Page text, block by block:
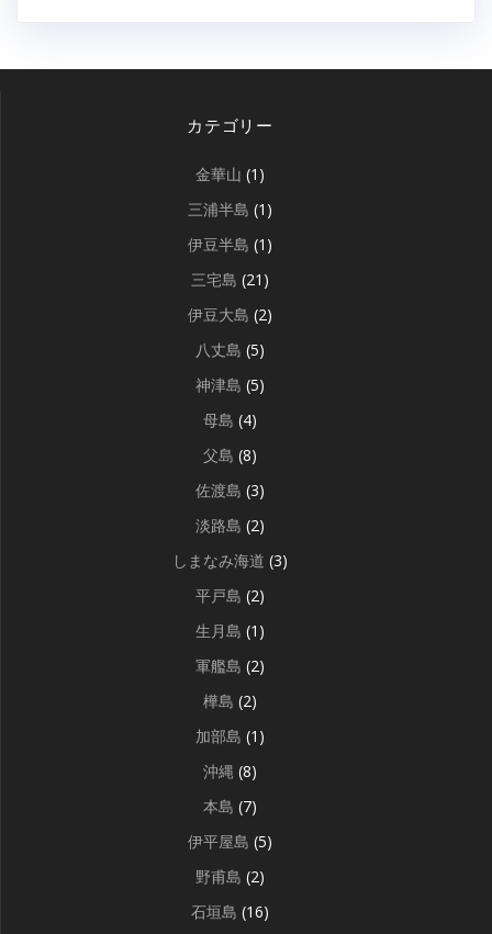
カテゴリー
金華山 (1)
三浦半島 (1)
伊豆半島 (1)
三宅島 (21)
伊豆大島 (2)
八丈島 (5)
神津島 (5)
母島 (4)
父島 (8)
佐渡島 (3)
淡路島 (2)
しまなみ海道 (3)
平戸島 (2)
生月島 (1)
軍艦島 (2)
樺島 (2)
加部島 (1)
沖縄 (8)
本島 (7)
伊平屋島 (5)
野甫島 (2)
石垣島 (16)